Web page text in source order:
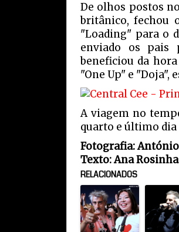
De olhos postos
britânico, fechou
"Loading" para o
enviado os pais
beneficiou da
"One Up" e "Doja",
A viagem no
quarto e último dia
Fotografia:
Texto: Ana
RELACIONADOS